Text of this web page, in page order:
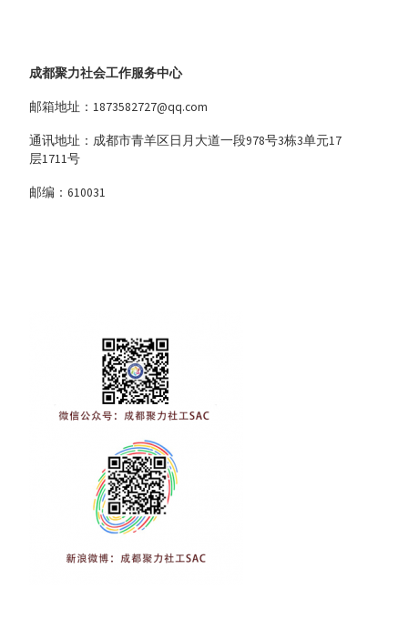
成都聚力社会工作服务中心
邮箱地址：1873582727@qq.com
通讯地址：成都市青羊区日月大道一段978号3栋3单元17
层1711号
邮编：610031